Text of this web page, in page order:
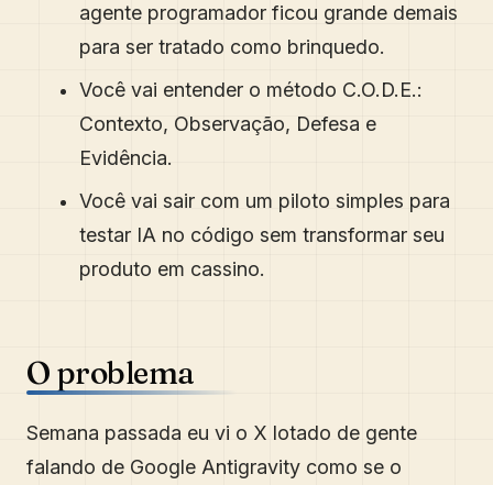
agente programador ficou grande demais
para ser tratado como brinquedo.
Você vai entender o método C.O.D.E.:
Contexto, Observação, Defesa e
Evidência.
Você vai sair com um piloto simples para
testar IA no código sem transformar seu
produto em cassino.
O problema
Semana passada eu vi o X lotado de gente
falando de Google Antigravity como se o